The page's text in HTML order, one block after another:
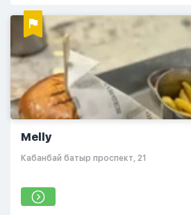
Melly
​Кабанбай батыр проспект, 21